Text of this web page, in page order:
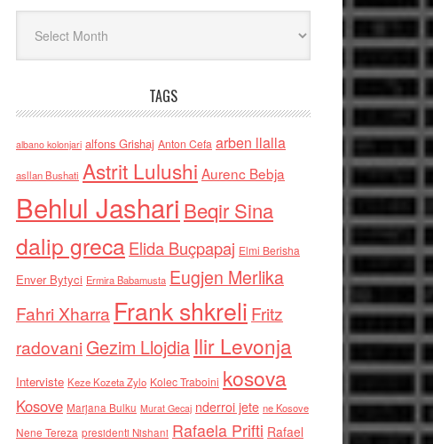
TAGS
albano kolonjari alfons Grishaj Anton Cefa arben llalla
asllan Bushati Astrit Lulushi Aurenc Bebja
Behlul Jashari Beqir Sina
dalip grecaElida Buçpapaj Elmi Berisha
Enver Bytyci Ermira Babamusta Eugjen Merlika
Fahri Xharra Frank shkreli Fritz
radovaniGezim Llojdia Ilir Levonja
Interviste Keze Kozeta Zylo Kolec Traboini kosova
Kosove Marjana Bulku Murat Gecaj nderroi jete ne Kosove
Nene Tereza presidenti Nishani Rafaela Prifti Rafael